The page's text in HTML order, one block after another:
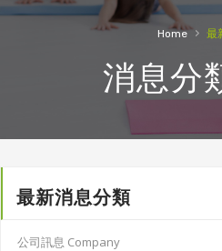
Home › 最
消息分
最新消息分類
公司訊息 Company